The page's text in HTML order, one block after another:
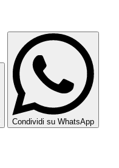
Condividi su WhatsApp